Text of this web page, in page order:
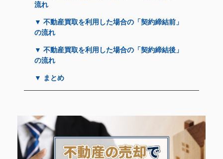
流れ
▼ 不動産買取を利用した場合の「契約締結前」
の流れ
▼ 不動産買取を利用した場合の「契約締結後」
の流れ
▼ まとめ